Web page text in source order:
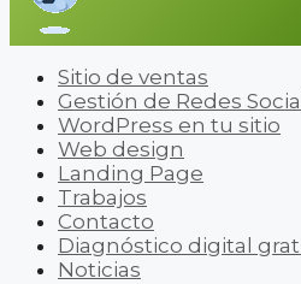
Sitio de ventas
Gestión de Redes
WordPress en tu sitio
Web design
Landing Page
Trabajos
Contacto
Diagnóstico digital
Noticias